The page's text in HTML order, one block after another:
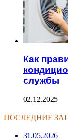
Как
службы
02.12.2025
ПОСЛЕДНИЕ
31.05.2026